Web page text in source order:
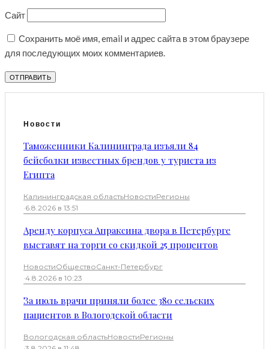
Сайт
Сохранить моё имя, email и адрес сайта в этом браузере
для последующих моих комментариев.
Новости
Таможенники Калининграда изъяли 84
бейсболки известных брендов у туриста из
Египта
Калининградская областьНовостиРегионы
·6.8.2026 в 13:51
Аренду корпуса Апраксина двора в Петербурге
выставят на торги со скидкой 25 процентов
НовостиОбществоСанкт-Петербург
·4.8.2026 в 10:23
За июль врачи приняли более 380 сельских
пациентов в Вологодской области
Вологодская областьНовостиРегионы